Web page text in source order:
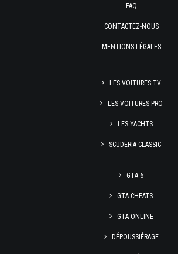
FAQ
CONTACTEZ-NOUS
MENTIONS LÉGALES
LES VOITURES TV
LES VOITURES PRO
LES YACHTS
SCUDERIA CLASSIC
GTA 6
GTA CHEATS
GTA ONLINE
DÉPOUSSIÉRAGE